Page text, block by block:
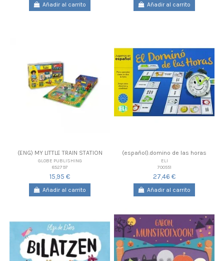
Añadir al carrito Añadir al carrito
(ENG) MY LITTLE TRAIN STATION
GLOBE PUBLISHING
852797
15,95 €
Añadir al carrito
(español).domino de las horas
ELI
700551
27,46 €
Añadir al carrito